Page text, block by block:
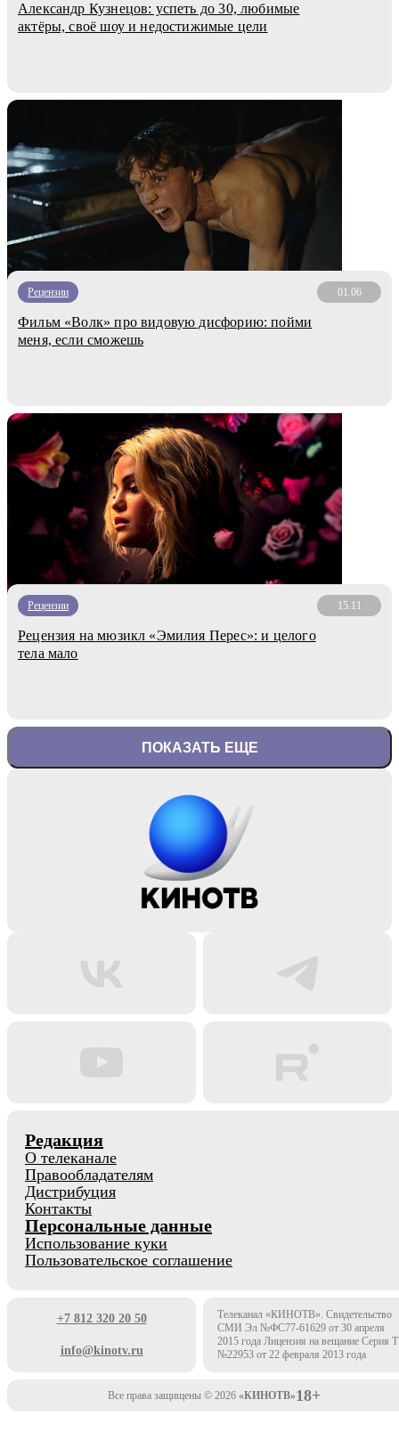
Александр Кузнецов: успеть до 30, любимые
актёры, своё шоу и недостижимые цели
Рецензии 01.06
Фильм «Волк» про видовую дисфорию: пойми
меня, если сможешь
Рецензии 15.11
Рецензия на мюзикл «Эмилия Перес»: и целого
тела мало
ПОКАЗАТЬ ЕЩЕ
Редакция
О телеканале
Правообладателям
Дистрибуция
Контакты
Персональные данные
Использование куки
Пользовательское соглашение
+7 812 320 20 50
info@kinotv.ru
Телеканал «КИНОТВ». Свидетельство
СМИ Эл №ФС77-61629 от 30 апреля
2015 года Лицензия на вещание Серия
№22953 от 22 февраля 2013 года
Все права защищены © 2026 «КИНОТВ»18+